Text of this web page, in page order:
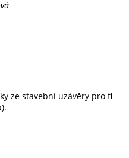
ze stavební uzávěry pro fi